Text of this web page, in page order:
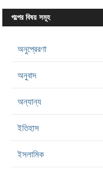
গল্পের বিষয় সমূহ
অনুপ্রেরণা
অনুবাদ
অন্যান্য
ইতিহাস
ইসলামিক